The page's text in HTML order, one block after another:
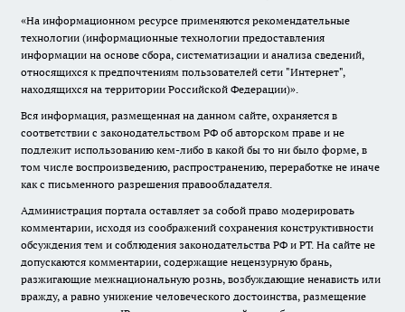
«На информационном ресурсе применяются рекомендательные
технологии (информационные технологии предоставления
информации на основе сбора, систематизации и анализа сведений,
относящихся к предпочтениям пользователей сети "Интернет",
находящихся на территории Российской Федерации)».
Вся информация, размещенная на данном сайте, охраняется в
соответствии с законодательством РФ об авторском праве и не
подлежит использованию кем-либо в какой бы то ни было форме, в
том числе воспроизведению, распространению, переработке не иначе
как с письменного разрешения правообладателя.
Администрация портала оставляет за собой право модерировать
комментарии, исходя из соображений сохранения конструктивности
обсуждения тем и соблюдения законодательства РФ и РТ. На сайте не
допускаются комментарии, содержащие нецензурную брань,
разжигающие межнациональную рознь, возбуждающие ненависть или
вражду, а равно унижение человеческого достоинства, размещение